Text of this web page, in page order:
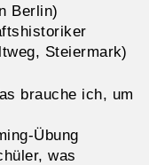
Berlin)
Steiermark)
brauche ich, um
Übung
was